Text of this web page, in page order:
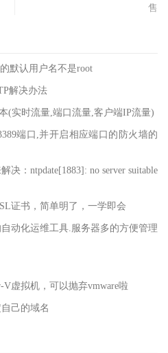
售
默认用户名不是root
解决办法
(实时流量,端口流量,客户端IP流量)
端口,并开启相应端口的防火墙的
决：ntpdate[1883]: no server suitable
证书，简单明了，一学即会
动化运维工具.服务器多的方便管理
V虚拟机，可以抛弃vmware啦
己的域名